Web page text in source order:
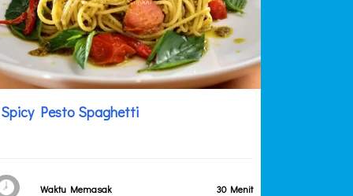
Spicy Pesto Spaghetti
Waktu Memasak 30 Menit